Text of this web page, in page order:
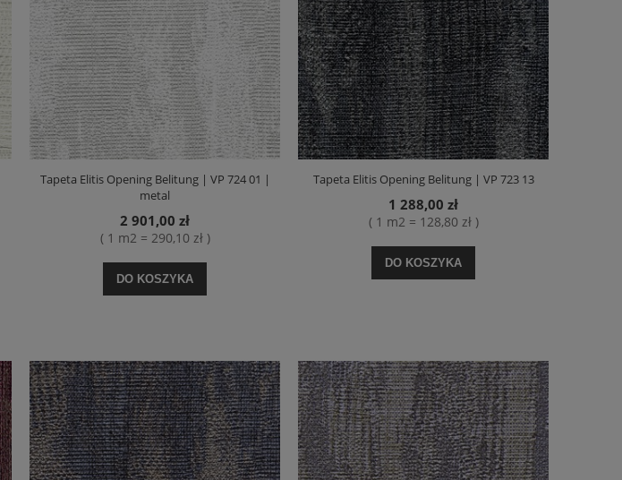
Tapeta Elitis Opening Belitung | VP 724 01 |
metal
2 901,00 zł
( 1 m2 = 290,10 zł )
DO KOSZYKA
Tapeta Elitis Opening Belitung | VP 723 13
1 288,00 zł
( 1 m2 = 128,80 zł )
DO KOSZYKA